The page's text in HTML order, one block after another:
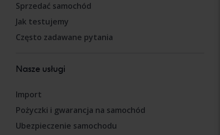
Sprzedać samochód
Jak testujemy
Często zadawane pytania
Nasze usługi
Import
Pożyczki i gwarancja na samochód
Ubezpieczenie samochodu